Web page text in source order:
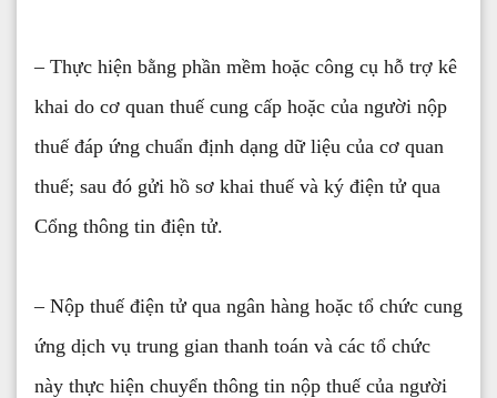
– Thực hiện bằng phần mềm hoặc công cụ hỗ trợ kê
khai do cơ quan thuế cung cấp hoặc của người nộp
thuế đáp ứng chuẩn định dạng dữ liệu của cơ quan
thuế; sau đó gửi hồ sơ khai thuế và ký điện tử qua
Cổng thông tin điện tử.
– Nộp thuế điện tử qua ngân hàng hoặc tổ chức cung
ứng dịch vụ trung gian thanh toán và các tổ chức
này thực hiện chuyển thông tin nộp thuế của người